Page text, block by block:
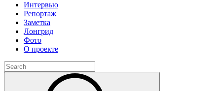
Интервью
Репортаж
Заметка
Лонгрид
Фото
О проекте